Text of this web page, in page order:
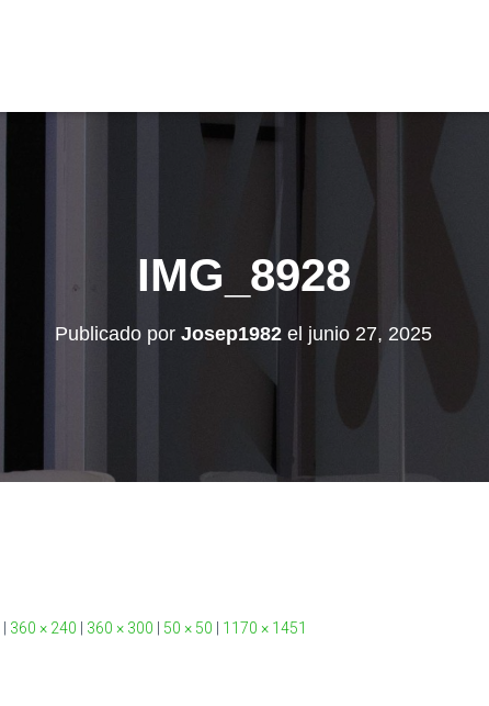
IMG_8928
Publicado por Josep1982 el junio 27, 2025
360 × 240 360 × 300 50 × 50 1170 × 1451